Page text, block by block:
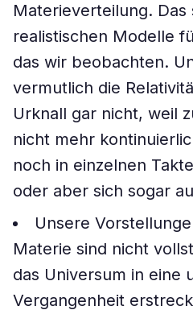
Materieverteilung. Das
realistischen Modelle
das wir beobachten.
vermutlich die
Urknall gar nicht, weil
nicht mehr
noch in einzelnen
oder aber sich sogar
Unsere
Materie sind nicht
das Universum in eine
Vergangenheit